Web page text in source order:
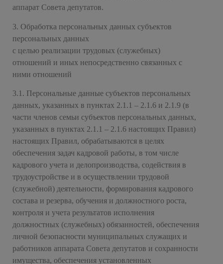
аппарат Совета депутатов.
3. Обработка персональных данных субъектов
персональных данных
с целью реализации трудовых (служебных)
отношений и иных непосредственно связанных с
ними отношений
3.1. Персональные данные субъектов персональных
данных, указанных в пунктах 2.1.1 – 2.1.6 и 2.1.9 (в
части членов семьи субъектов персональных данных,
указанных в пунктах 2.1.1 – 2.1.6 настоящих Правил)
настоящих Правил, обрабатываются в целях
обеспечения задач кадровой работы, в том числе
кадрового учета и делопроизводства, содействия в
трудоустройстве и в осуществлении трудовой
(служебной) деятельности, формирования кадрового
состава и резерва, обучения и должностного роста,
контроля и учета результатов исполнения
должностных (служебных) обязанностей, обеспечения
личной безопасности муниципальных служащих и
работников аппарата Совета депутатов и сохранности
имущества, обеспечения установленных